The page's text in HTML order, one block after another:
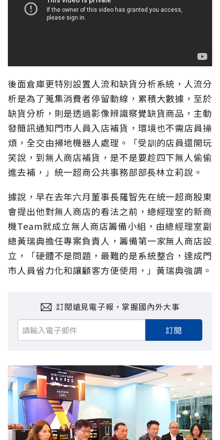
後面倉庫更特別設置人流和缺貨分析系統，人流分
析是為了蒐集消費者停留動線，累積大數據，至於
缺貨分析，則是透過影像辨識察覺缺貨商品，主動
發簡訊通知門市人員入店補貨，環境也不需店員操
煩，全交由掃地機器人處理。「受訓的店員還開玩
笑說，到無人商店補貨，是不是要趁四下無人偷偷
進去補，」統一超商公共事務部部長林立莉說。
據說，早在去年六月董事長羅智先在統一超商股東
會提出他對無人商店的看法之前，總經理室的新商
機Team就成立無人商店籌備小組，由總經理室副
總黃瑞典擔任專案負責人，籌備第一家無人商店設
立，「硬體不是問題，最難的是系統整合，達成門
市人員省力化和讓顧客方便使用，」黃瑞典強調。
訂閱遠見電子報，掌握國內外大事
訂閱